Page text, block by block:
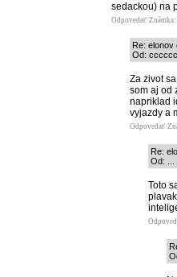
sedackou) na
Odpovedať Známka:
Re: elonov
Od:
Za zivot
som aj od
napriklad
vyjazdy a
Odpovedať
Re:
Od: ...
Toto